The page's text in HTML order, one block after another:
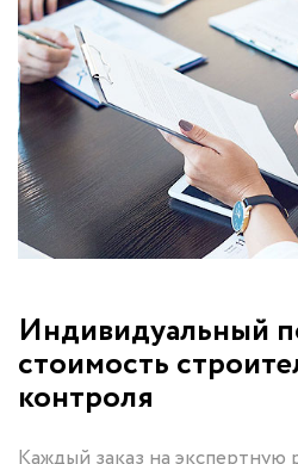
Индивидуальный
стоимость
контроля